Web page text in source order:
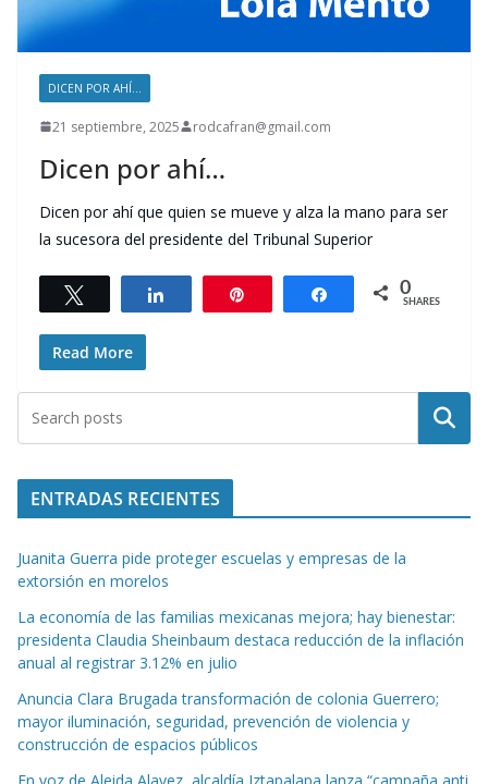
DICEN POR AHÍ...
21 septiembre, 2025 rodcafran@gmail.com
Dicen por ahí…
Dicen por ahí que quien se mueve y alza la mano para ser
la sucesora del presidente del Tribunal Superior
Share 0
SHARES
Read More
Buscar
ENTRADAS RECIENTES
Juanita Guerra pide proteger escuelas y empresas de la
extorsión en morelos
La economía de las familias mexicanas mejora; hay bienestar:
presidenta Claudia Sheinbaum destaca reducción de la inflación
anual al registrar 3.12% en julio
Anuncia Clara Brugada transformación de colonia Guerrero;
mayor iluminación, seguridad, prevención de violencia y
construcción de espacios públicos
En voz de Aleida Alavez, alcaldía Iztapalapa lanza “campaña anti